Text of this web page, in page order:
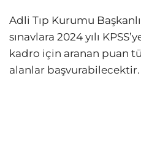
Adli Tıp Kurumu
sınavlara 2024 yılı
kadro için aranan puan
alanlar başvurabilecektir.